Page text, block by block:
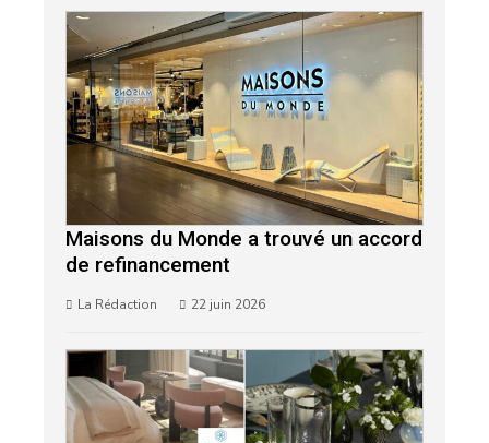
Maisons du Monde a trouvé un accord
de refinancement
La Rédaction 22 juin 2026